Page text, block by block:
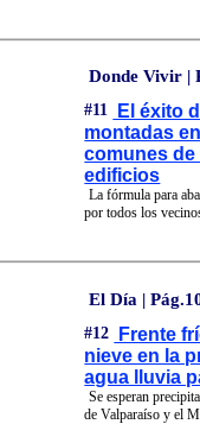
Donde Vivir |
#11
El éxito
montadas
comunes de
edificios
La fórmula para
por todos los
El Día |
#12
Frente
nieve en la
agua lluvia
Se esperan
de Valparaíso y el